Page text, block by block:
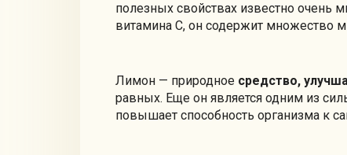
полезных свойствах известно очень
витамина С, он содержит множество
Лимон — природное средство,
равных. Еще он является одним из
повышает способность организма к